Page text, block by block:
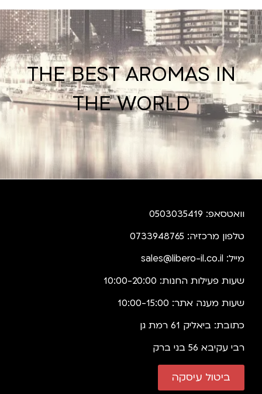
THE BEST AROMAS IN
THE WORLD
וואטסאפ: 0503035419
טלפון מרכזיה: 0733948765
מייל: sales@libero-il.co.il
שעות פעילות החנות: 10:00-20:00
שעות מענה אתר: 10:00-15:00
כתובת: ביאליק 61 רמת גן
רבי עקיבא 56 בני ברק
ביטול עיסקה